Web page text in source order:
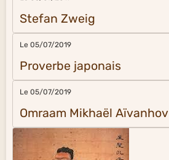
Stefan Zweig
Le 05/07/2019
Proverbe japonais
Le 05/07/2019
Omraam Mikhaël Aïvanhov